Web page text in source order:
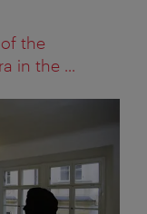
the
in the ...